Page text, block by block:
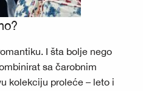
I šta bolje nego
sa čarobnim
kolekciju proleće – leto i